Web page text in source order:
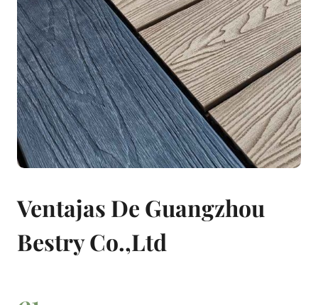
Ventajas De Guangzhou
Bestry Co.,Ltd